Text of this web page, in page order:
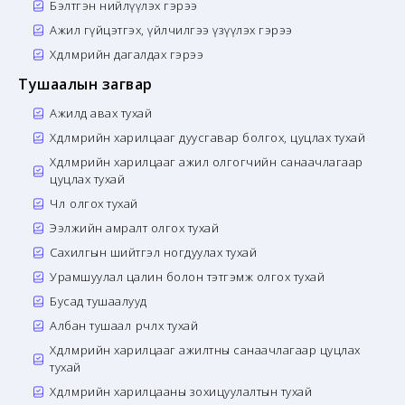
Бэлтгэн нийлүүлэх гэрээ
Ажил гүйцэтгэх, үйлчилгээ үзүүлэх гэрээ
Хөдөлмөрийн дагалдах гэрээ
Тушаалын загвар
Ажилд авах тухай
Хөдөлмөрийн харилцааг дуусгавар болгох, цуцлах тухай
Хөдөлмөрийн харилцааг ажил олгогчийн санаачлагаар
цуцлах тухай
Чөлөө олгох тухай
Ээлжийн амралт олгох тухай
Сахилгын шийтгэл ногдуулах тухай
Урамшуулал цалин болон тэтгэмж олгох тухай
Бусад тушаалууд
Албан тушаал өөрчлөх тухай
Хөдөлмөрийн харилцааг ажилтны санаачлагаар цуцлах
тухай
Хөдөлмөрийн харилцааны зохицуулалтын тухай